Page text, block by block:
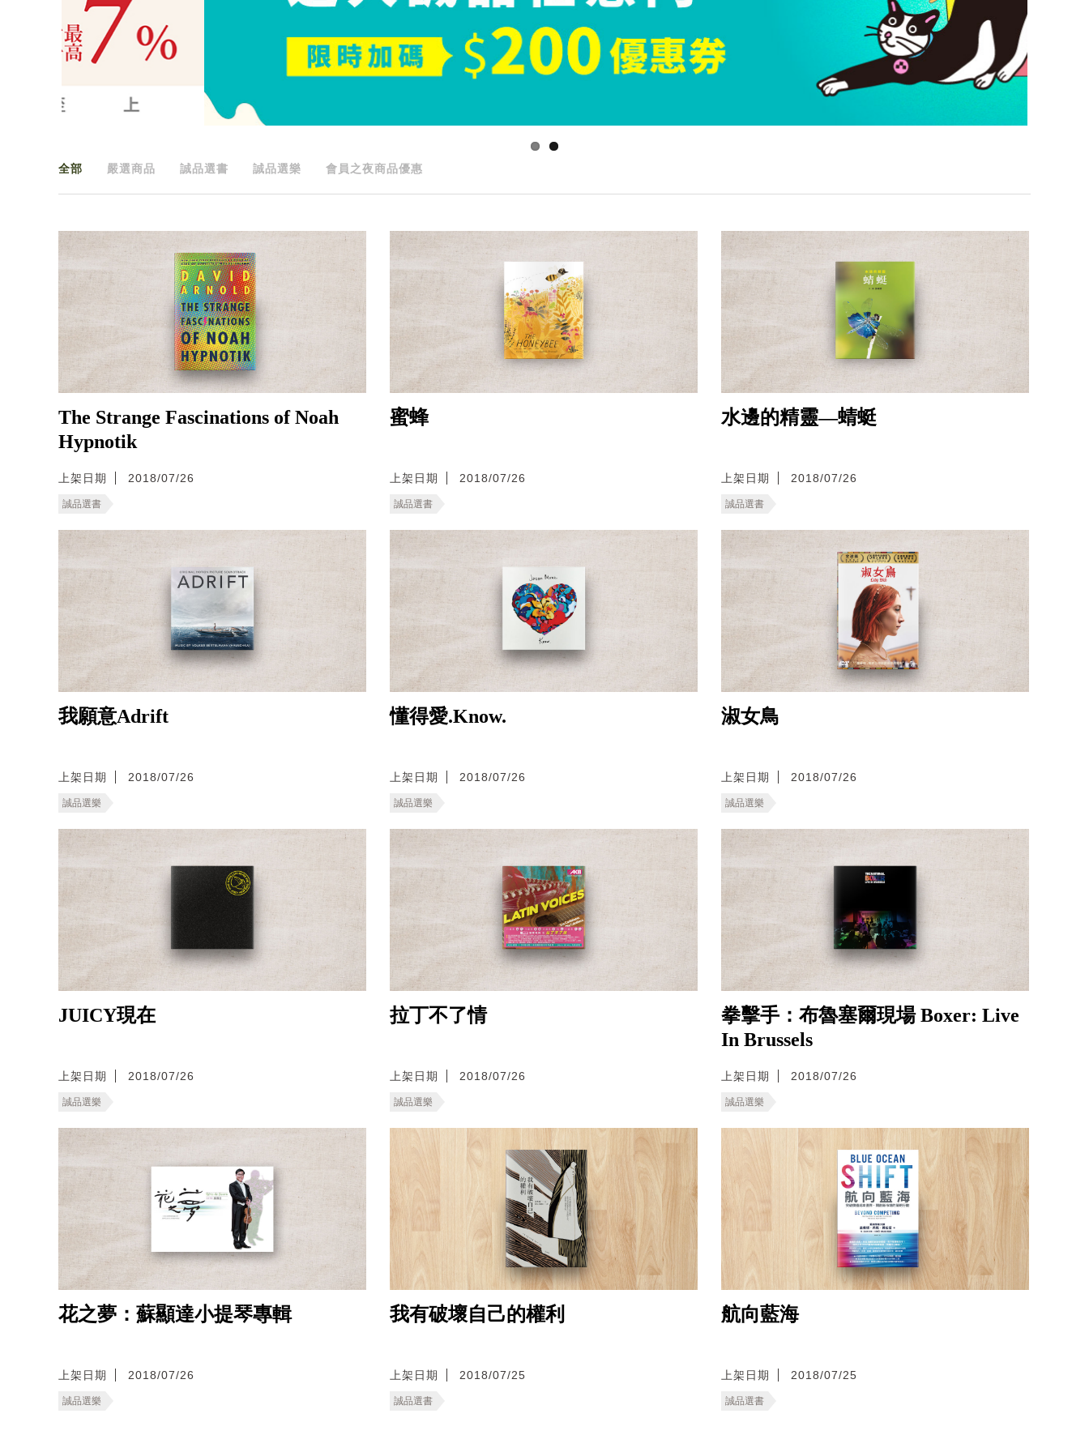
全部 嚴選商品 誠品選書 誠品選樂 會員之夜商品優惠
The Strange Fascinations of Noah
Hypnotik
上架日期 2018/07/26
誠品選書
蜜蜂
上架日期 2018/07/26
誠品選書
水邊的精靈—蜻蜓
上架日期 2018/07/26
誠品選書
我願意Adrift
上架日期 2018/07/26
誠品選樂
懂得愛.Know.
上架日期 2018/07/26
誠品選樂
淑女鳥
上架日期 2018/07/26
誠品選樂
JUICY現在
上架日期 2018/07/26
誠品選樂
拉丁不了情
上架日期 2018/07/26
誠品選樂
拳擊手：布魯塞爾現場 Boxer: Live
In Brussels
上架日期 2018/07/26
誠品選樂
花之夢：蘇顯達小提琴專輯
上架日期 2018/07/26
誠品選樂
我有破壞自己的權利
上架日期 2018/07/25
誠品選書
航向藍海
上架日期 2018/07/25
誠品選書